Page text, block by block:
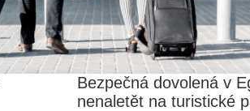
Bezpečná dovolená v
nenaletět na turistické